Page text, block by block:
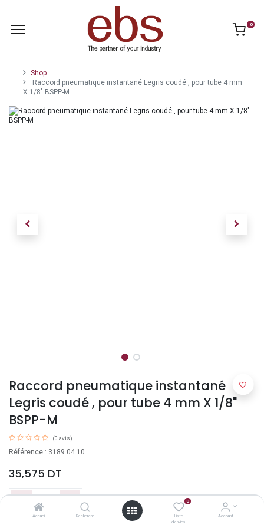
Accueil Recherche
0
Liste
d'envies
Account
0
Shop
Raccord pneumatique instantané Legris coudé , pour tube 4 mm
X 1/8" BSPP-M
Raccord pneumatique instantané
Legris coudé , pour tube 4 mm X 1/8"
BSPP-M
(0 avis)
Référence : 3189 04 10
35,575 DT